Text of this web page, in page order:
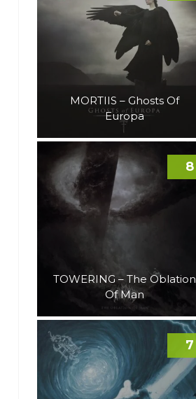
MORTIIS – Ghosts Of
Europa
TOWERING – The Oblation
Of Man
8
7